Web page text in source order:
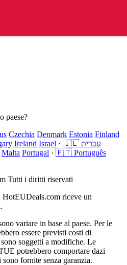
paese?
Czechia Denmark Estonia Finland
Ireland Israel ·
🇮🇱 עברית
Malta Portugal · 🇵🇹 Português
Tutti i diritti riservati
riceve un
variare in base al paese. Per le
essere previsti costi di
soggetti a modifiche. Le
potrebbero comportare dazi
fornite senza garanzia.